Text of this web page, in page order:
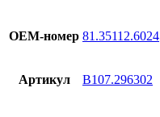
OЕМ-номер 81.35112.6024
Артикул B107.296302